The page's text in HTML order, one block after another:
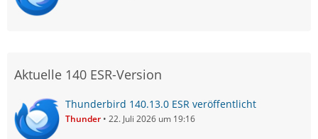
Aktuelle 140 ESR-Version
Thunderbird 140.13.0 ESR veröffentlicht
Thunder 22. Juli 2026 um 19:16